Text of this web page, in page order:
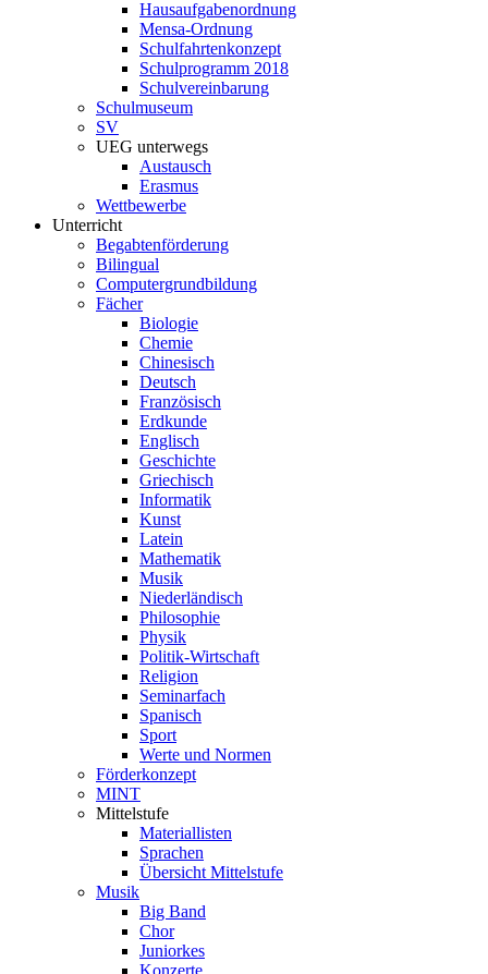
Hausaufgabenordnung
Mensa-Ordnung
Schulfahrtenkonzept
Schulprogramm 2018
Schulvereinbarung
Schulmuseum
SV
UEG unterwegs
Austausch
Erasmus
Wettbewerbe
Unterricht
Begabtenförderung
Bilingual
Computergrundbildung
Fächer
Biologie
Chemie
Chinesisch
Deutsch
Französisch
Erdkunde
Englisch
Geschichte
Griechisch
Informatik
Kunst
Latein
Mathematik
Musik
Niederländisch
Philosophie
Physik
Politik-Wirtschaft
Religion
Seminarfach
Spanisch
Sport
Werte und Normen
Förderkonzept
MINT
Mittelstufe
Materiallisten
Sprachen
Übersicht Mittelstufe
Musik
Big Band
Chor
Juniorkes
Konzerte